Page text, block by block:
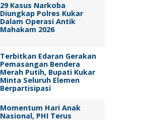
29 Kasus Narkoba
Diungkap Polres Kukar
Dalam Operasi Antik
Mahakam 2026
Terbitkan Edaran Gerakan
Pemasangan Bendera
Merah Putih, Bupati Kukar
Minta Seluruh Elemen
Berpartisipasi
Momentum Hari Anak
Nasional, PHI Terus